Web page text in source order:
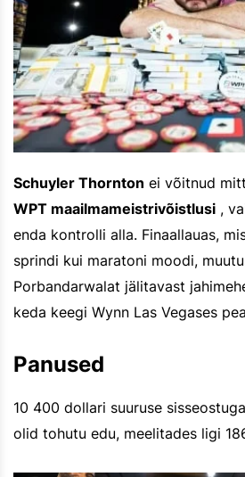
Schuyler Thornton ei võitnud
WPT maailmameistrivõistlusi ,
enda kontrolli alla. Finaallauas,
sprindi kui maratoni moodi,
Porbandarwalat jälitavast
keda keegi Wynn Las Vegases
Panused
10 400 dollari suuruse
olid tohutu edu, meelitades ligi